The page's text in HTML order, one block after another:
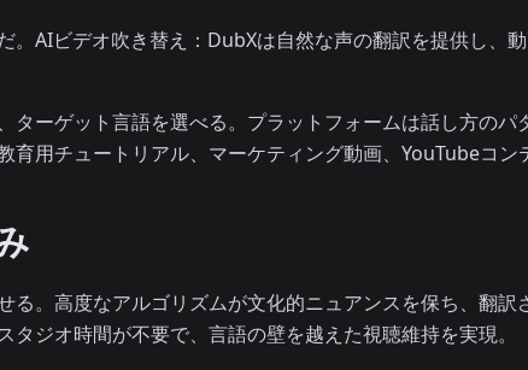
。AIビデオ吹き替え：DubXは自然な声の翻訳を提供し、
ターゲット言語を選べる。プラットフォームは話し方の
育用チュートリアル、マーケティング動画、YouTubeコ
る。高度なアルゴリズムが文化的ニュアンスを保ち、翻訳
ジオ時間が不要で、言語の壁を越えた視聴維持を実現。